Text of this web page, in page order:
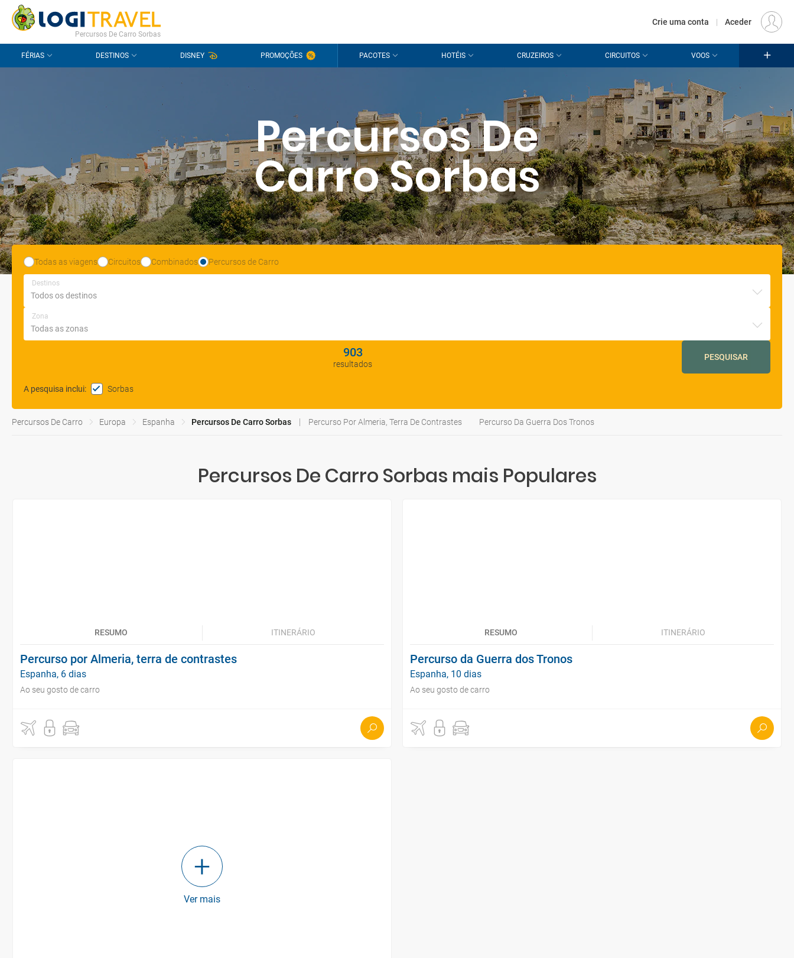
CONTACTO PERGUNTAS FREQUENTES EUR
Percursos De Carro Sorbas
Crie uma conta | Aceder
FÉRIAS DESTINOS DISNEY PROMOÇÕES PACOTES HOTÉIS CRUZEIROS CIRCUITOS VOOS
Percursos De
Carro Sorbas
Todas as viagens Circuitos Combinados Percursos de Carro
Destinos
Zona
903
resultados
PESQUISAR
A pesquisa inclui: Sorbas
Percursos De Carro Europa Espanha Percursos De Carro Sorbas Percurso Por Almeria, Terra De Contrastes Percurso Da Guerra Dos Tronos
Percursos De Carro Sorbas mais Populares
RESUMO ITINERÁRIO
Percurso por Almeria, terra de contrastes
Espanha, 6 dias
Ao seu gosto de carro
RESUMO ITINERÁRIO
Percurso da Guerra dos Tronos
Espanha, 10 dias
Ao seu gosto de carro
Ver mais